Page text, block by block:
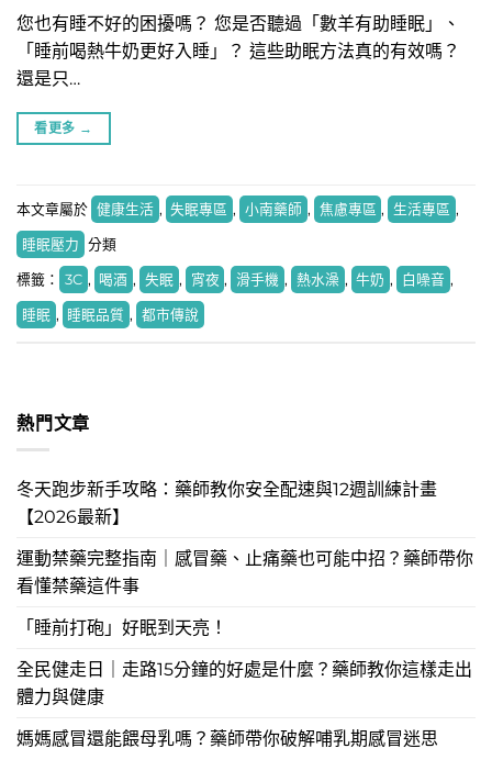
您也有睡不好的困擾嗎？ 您是否聽過「數羊有助睡眠」、
「睡前喝熱牛奶更好入睡」？ 這些助眠方法真的有效嗎？
還是只…
看更多 →
本文章屬於 健康生活 , 失眠專區 , 小南藥師 , 焦慮專區 , 生活專區 ,
睡眠壓力 分類
標籤： 3C , 喝酒 , 失眠 , 宵夜 , 滑手機 , 熱水澡 , 牛奶 , 白噪音 ,
睡眠 , 睡眠品質 , 都市傳說
熱門文章
冬天跑步新手攻略：藥師教你安全配速與12週訓練計畫
【2026最新】
運動禁藥完整指南｜感冒藥、止痛藥也可能中招？藥師帶你
看懂禁藥這件事
「睡前打砲」好眠到天亮！
全民健走日｜走路15分鐘的好處是什麼？藥師教你這樣走出
體力與健康
媽媽感冒還能餵母乳嗎？藥師帶你破解哺乳期感冒迷思